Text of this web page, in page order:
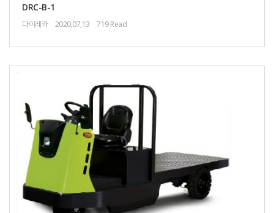
DRC-B-1
다이레카 2020,07,13 719 Read